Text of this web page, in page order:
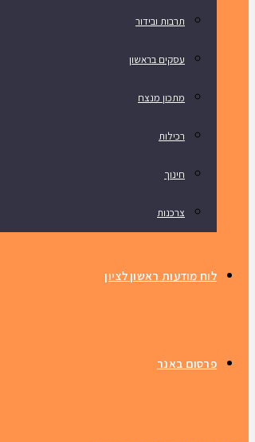
תרבות ובידור
עסקים בראשון
מתכון מנצח
רכילות
חינוך
צרכנות
לוח מודעות ראשון לציון
פרסום באנר